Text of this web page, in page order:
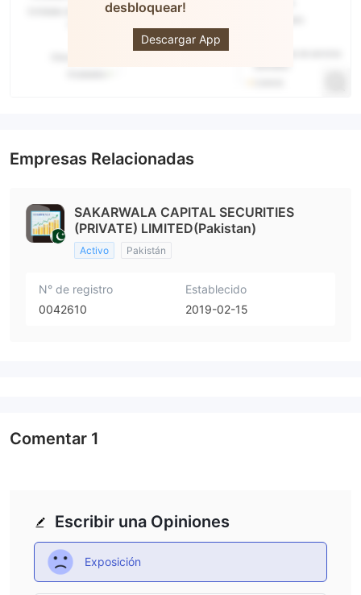
desbloquear!
Descargar App
Empresas Relacionadas
SAKARWALA CAPITAL SECURITIES
(PRIVATE) LIMITED(Pakistan)
Activo Pakistán
N° de registro
0042610
Establecido
2019-02-15
Escribir una Opiniones
Exposición
Comentar 1